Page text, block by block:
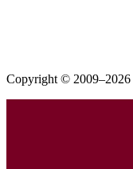
Copyright © 2009–2026